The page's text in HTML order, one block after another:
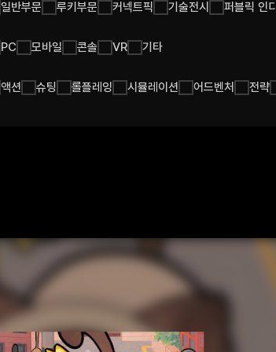
일반부문 루키부문 커넥트픽 기술전시 퍼블릭 인디
PC 모바일 콘솔 VR 기타
액션 슈팅 롤플레잉 시뮬레이션 어드벤처 전략